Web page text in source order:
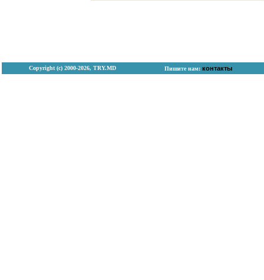
Copyright (с) 2000-2026, TRY.MD Пишите нам: контакты